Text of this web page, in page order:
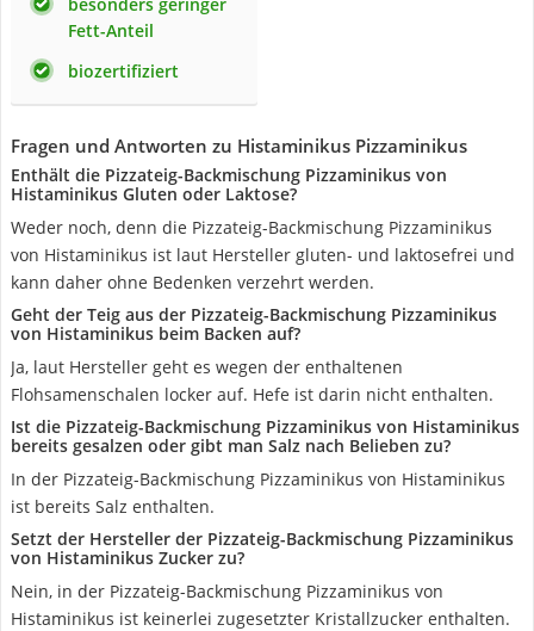
Fett-Anteil
biozertifiziert
Fragen und Antworten zu Histaminikus Pizzaminikus
Enthält die Pizzateig-Backmischung Pizzaminikus von
Histaminikus Gluten oder Laktose?
Weder noch, denn die Pizzateig-Backmischung Pizzaminikus
von Histaminikus ist laut Hersteller gluten- und laktosefrei und
kann daher ohne Bedenken verzehrt werden.
Geht der Teig aus der Pizzateig-Backmischung Pizzaminikus
von Histaminikus beim Backen auf?
Ja, laut Hersteller geht es wegen der enthaltenen
Flohsamenschalen locker auf. Hefe ist darin nicht enthalten.
Ist die Pizzateig-Backmischung Pizzaminikus von Histaminikus
bereits gesalzen oder gibt man Salz nach Belieben zu?
In der Pizzateig-Backmischung Pizzaminikus von Histaminikus
ist bereits Salz enthalten.
Setzt der Hersteller der Pizzateig-Backmischung Pizzaminikus
von Histaminikus Zucker zu?
Nein, in der Pizzateig-Backmischung Pizzaminikus von
Histaminikus ist keinerlei zugesetzter Kristallzucker enthalten.